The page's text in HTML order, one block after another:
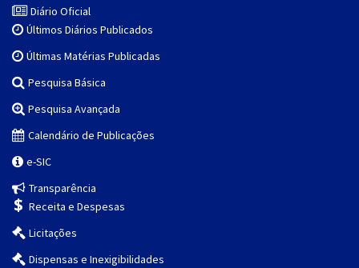
Diário Oficial
Últimos Diários Publicados
Últimas Matérias Publicadas
Pesquisa Básica
Pesquisa Avançada
Calendário de Publicações
e-SIC
Transparência
Receita e Despesas
Licitações
Dispensas e Inexigibilidades